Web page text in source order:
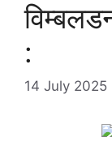
:
14 July 2025